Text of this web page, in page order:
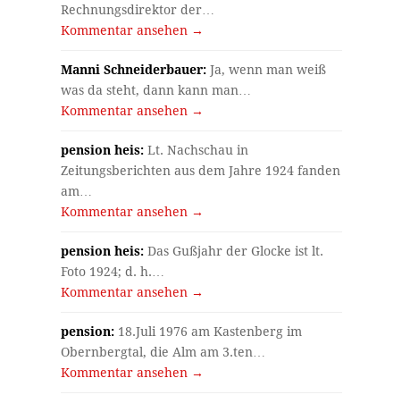
Rechnungsdirektor der…
Kommentar ansehen →
Manni Schneiderbauer: Ja, wenn man weiß
was da steht, dann kann man…
Kommentar ansehen →
pension heis: Lt. Nachschau in
Zeitungsberichten aus dem Jahre 1924 fanden
am…
Kommentar ansehen →
pension heis: Das Gußjahr der Glocke ist lt.
Foto 1924; d. h.…
Kommentar ansehen →
pension: 18.Juli 1976 am Kastenberg im
Obernbergtal, die Alm am 3.ten…
Kommentar ansehen →